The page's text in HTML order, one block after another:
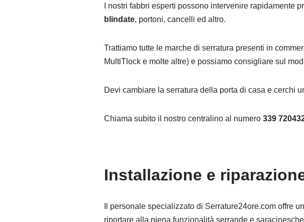
I nostri fabbri esperti possono intervenire rapidamente
blindate, portoni, cancelli ed altro.
Trattiamo tutte le marche di serratura presenti in
MultiTlock e molte altre) e possiamo consigliare sul
Devi cambiare la serratura della porta di casa e cerchi
Chiama subito il nostro centralino al numero 339
Installazione e
Il personale specializzato di Serrature24ore.com offre
riportare alla piena funzionalità serrande e